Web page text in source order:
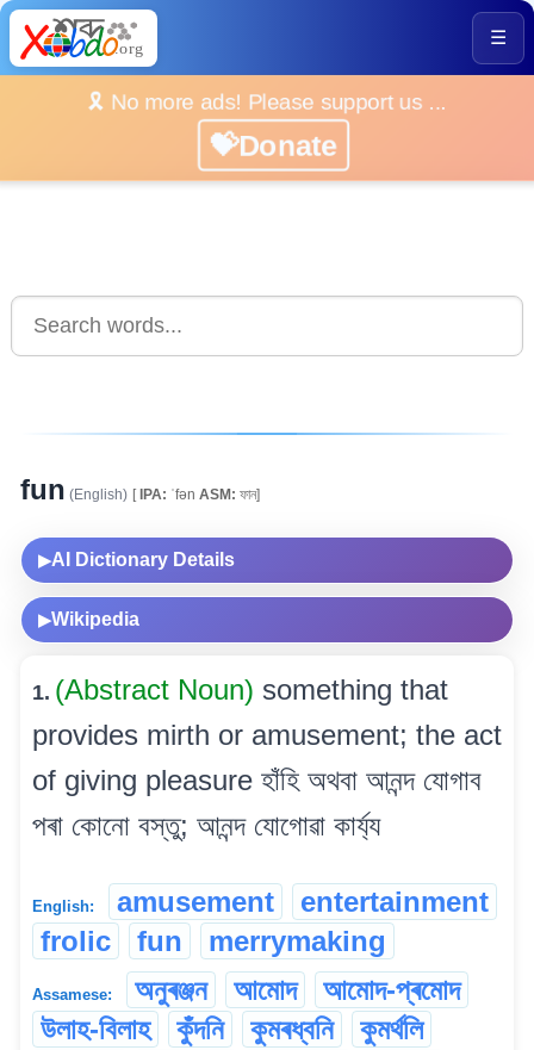
☰
🎗️ No more ads! Please support us ...
💝Donate
fun (English) [IPA: ˈfən ASM: ফান]
▶AI Dictionary Details
▶Wikipedia
1. (Abstract Noun) something that
provides mirth or amusement; the act
of giving pleasure হাঁহি অথবা আনন্দ যোগাব
পৰা কোনো বস্তু; আনন্দ যোগোৱা কাৰ্য্য
English: amusement
entertainment
frolic
fun merrymaking
Assamese: অনুৰঞ্জন আমোদ
আমোদ-প্ৰমোদ
উলাহ-বিলাহ
কুঁদনি কুমৰধ্বনি
কুমৰ্থলি